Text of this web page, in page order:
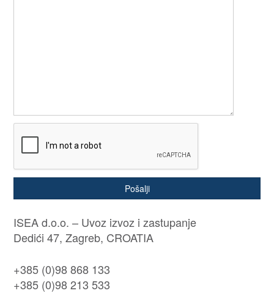
Pošalji
ISEA d.o.o. – Uvoz izvoz i zastupanje
Dedići 47, Zagreb, CROATIA
+385 (0)98 868 133
+385 (0)98 213 533